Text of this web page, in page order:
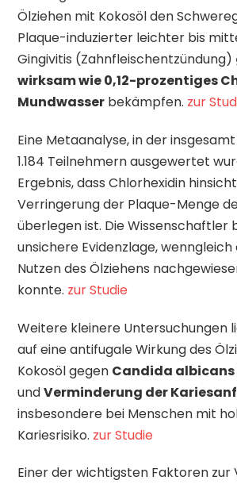
Ölziehen mit Kokosöl den
Plaque-induzierter leichter bis
Gingivitis (Zahnfleischentzündung)
wirksam wie 0,12-prozentiges
Mundwasser bekämpfen. zur
Eine Metaanalyse, in der
1.184 Teilnehmern ausgewertet
Ergebnis, dass Chlorhexidin
Verringerung der Plaque-Menge
überlegen ist. Die Wissenschaftler
unsichere Evidenzlage,
Nutzen des Ölziehens
konnte. zur Studie
Weitere kleinere Untersuchungen
auf eine antifugale Wirkung des
Kokosöl gegen Candida
undVerminderung der
insbesondere bei Menschen mit
Kariesrisiko. zur Studie
Einer der wichtigsten Faktoren zur